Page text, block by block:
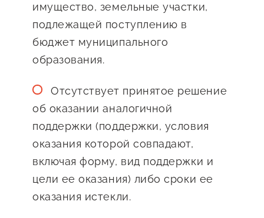
Каталог креативной
продукции
Госзакупки для малого
бизнеса
Каталог югорских франшиз
Инвестору
Самозанятому
Новости УФНС
Каталог грантов
имущество, земельные участки,
подлежащей поступлению в
бюджет муниципального
образования.
Отсутствует принятое решение
об оказании аналогичной
поддержки (поддержки, условия
оказания которой совпадают,
включая форму, вид поддержки и
цели ее оказания) либо сроки ее
оказания истекли.